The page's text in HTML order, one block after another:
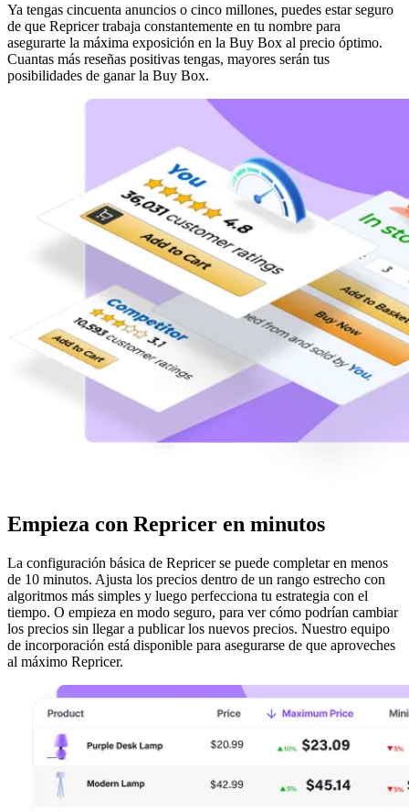
Ya tengas cincuenta anuncios o cinco millones, puedes estar seguro
de que Repricer trabaja constantemente en tu nombre para
asegurarte la máxima exposición en la Buy Box al precio óptimo.
Cuantas más reseñas positivas tengas, mayores serán tus
posibilidades de ganar la Buy Box.
Empieza con Repricer en minutos
La configuración básica de Repricer se puede completar en menos
de 10 minutos. Ajusta los precios dentro de un rango estrecho con
algoritmos más simples y luego perfecciona tu estrategia con el
tiempo. O empieza en modo seguro, para ver cómo podrían cambiar
los precios sin llegar a publicar los nuevos precios. Nuestro equipo
de incorporación está disponible para asegurarse de que aproveches
al máximo Repricer.